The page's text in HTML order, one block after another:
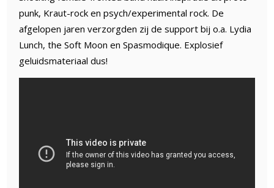
punk, Kraut-rock en psych/experimental rock. De
afgelopen jaren verzorgden zij de support bij o.a. Lydia
Lunch, the Soft Moon en Spasmodique. Explosief
geluidsmateriaal dus!